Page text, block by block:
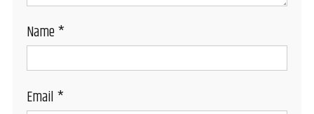
Name*
Email*